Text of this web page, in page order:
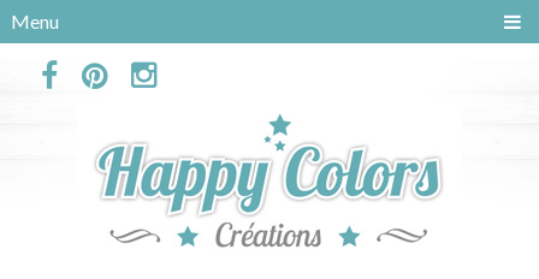
Menu
Panneau de gestion des cookies